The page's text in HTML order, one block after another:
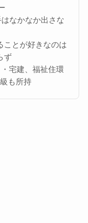
なかなか出さな
ことが好きなのは
ず
宅建、福祉住環
も所持